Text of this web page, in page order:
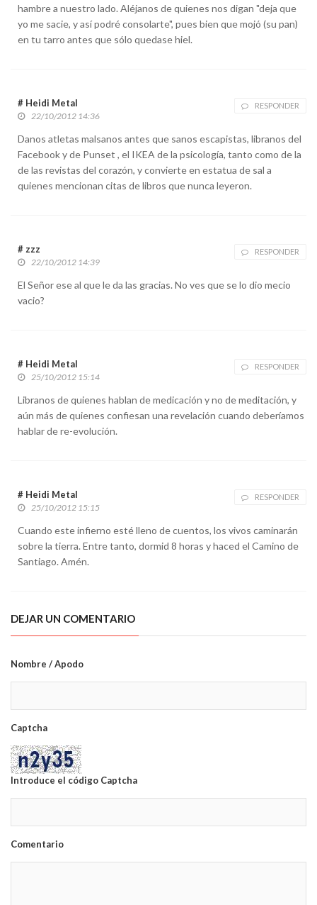
hambre a nuestro lado. Aléjanos de quienes nos digan "deja que
yo me sacie, y así podré consolarte", pues bien que mojó (su pan)
en tu tarro antes que sólo quedase hiel.
# Heidi Metal RESPONDER
22/10/2012 14:36
Danos atletas malsanos antes que sanos escapistas, libranos del
Facebook y de Punset , el IKEA de la psicología, tanto como de la
de las revistas del corazón, y convierte en estatua de sal a
quienes mencionan citas de libros que nunca leyeron.
# zzz RESPONDER
22/10/2012 14:39
El Señor ese al que le da las gracias. No ves que se lo dio mecio
vacio?
# Heidi Metal RESPONDER
25/10/2012 15:14
Libranos de quienes hablan de medicación y no de meditación, y
aún más de quienes confiesan una revelación cuando deberíamos
hablar de re-evolución.
# Heidi Metal RESPONDER
25/10/2012 15:15
Cuando este infierno esté lleno de cuentos, los vivos caminarán
sobre la tierra. Entre tanto, dormid 8 horas y haced el Camino de
Santiago. Amén.
DEJAR UN COMENTARIO
Nombre / Apodo
Captcha
Introduce el código Captcha
Comentario